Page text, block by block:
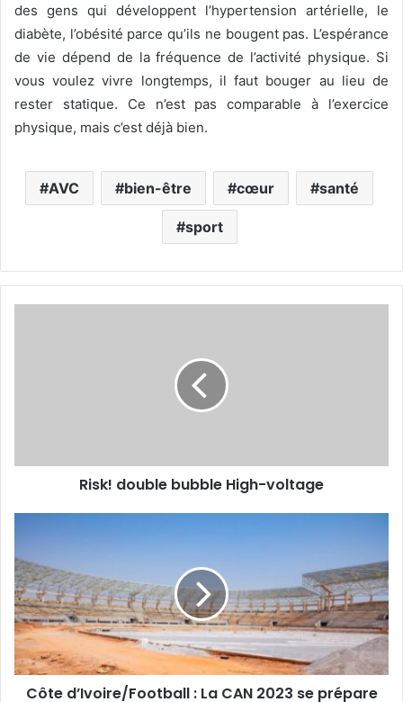
des gens qui développent l’hypertension artérielle, le
diabète, l’obésité parce qu’ils ne bougent pas. L’espérance
de vie dépend de la fréquence de l’activité physique. Si
vous voulez vivre longtemps, il faut bouger au lieu de
rester statique. Ce n’est pas comparable à l’exercice
physique, mais c’est déjà bien.
AVC bien-être cœur santé
sport
Risk! double bubble High-voltage
Côte d’Ivoire/Football : La CAN 2023 se prépare